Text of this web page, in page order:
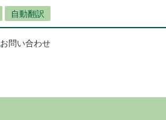
自動翻訳
お問い合わせ